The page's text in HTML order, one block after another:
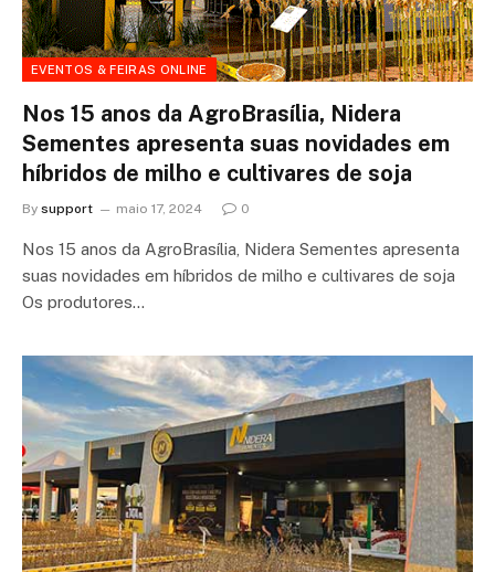
EVENTOS & FEIRAS ONLINE
Nos 15 anos da AgroBrasília, Nidera
Sementes apresenta suas novidades em
híbridos de milho e cultivares de soja
By support maio 17, 2024 0
Nos 15 anos da AgroBrasília, Nidera Sementes apresenta
suas novidades em híbridos de milho e cultivares de soja
Os produtores…